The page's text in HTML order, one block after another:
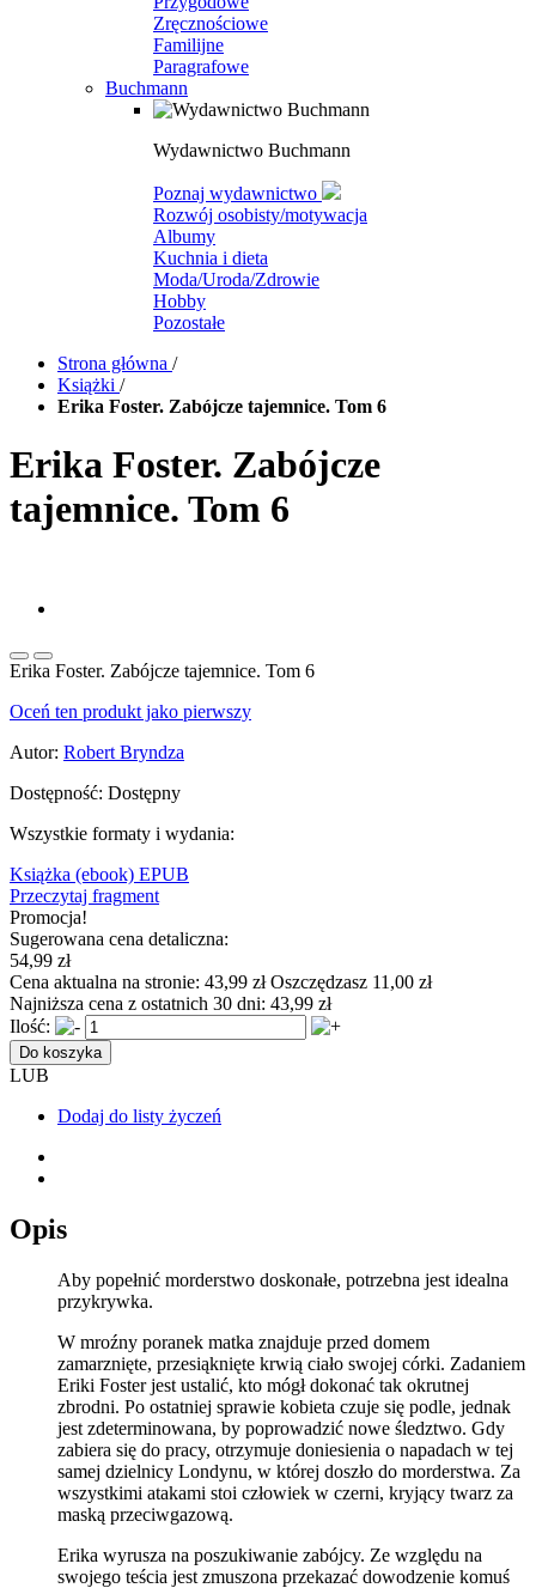
Zręcznościowe
Familijne
Paragrafowe
Buchmann
Wydawnictwo Buchmann
Poznaj wydawnictwo
Rozwój osobisty/motywacja
Albumy
Kuchnia i dieta
Moda/Uroda/Zdrowie
Hobby
Pozostałe
Strona główna /
Książki /
Erika Foster. Zabójcze tajemnice. Tom 6
Erika Foster. Zabójcze
tajemnice. Tom 6
Erika Foster. Zabójcze tajemnice. Tom 6
Oceń ten produkt jako pierwszy
Autor: Robert Bryndza
Dostępność: Dostępny
Wszystkie formaty i wydania:
Książka (ebook) EPUB
Przeczytaj fragment
Promocja!
Sugerowana cena detaliczna:
54,99 zł
Cena aktualna na stronie: 43,99 złOszczędzasz 11,00 zł
Najniższa cena z ostatnich 30 dni: 43,99 zł
Ilość:
Do koszyka
LUB
Dodaj do listy życzeń
Opis
Aby popełnić morderstwo doskonałe, potrzebna jest idealna
przykrywka.
W mroźny poranek matka znajduje przed domem
zamarznięte, przesiąknięte krwią ciało swojej córki. Zadaniem
Eriki Foster jest ustalić, kto mógł dokonać tak okrutnej
zbrodni. Po ostatniej sprawie kobieta czuje się podle, jednak
jest zdeterminowana, by poprowadzić nowe śledztwo. Gdy
zabiera się do pracy, otrzymuje doniesienia o napadach w tej
samej dzielnicy Londynu, w której doszło do morderstwa. Za
wszystkimi atakami stoi człowiek w czerni, kryjący twarz za
maską przeciwgazową.
Erika wyrusza na poszukiwanie zabójcy. Ze względu na
swojego teścia jest zmuszona przekazać dowodzenie komuś